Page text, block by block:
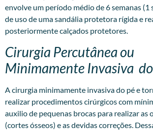
envolve um período médio de 6 semanas (1
de uso de uma sandália protetora rígida e
posteriormente calçados protetores.
Cirurgia Percutânea ou
Minimamente Invasiva
Acirurgia minimamente invasivado pé e
realizar procedimentos cirúrgicos com
auxilio de pequenas brocas para realizar as
(cortes ósseos) e as devidas correções.